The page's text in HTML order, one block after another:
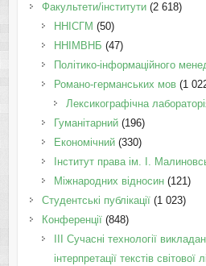
Факультети/інститути(2 618)
ННІСГМ (50)
ННІМВНБ (47)
Політико-інформаційного
Романо-германських мов(1
Лексикографічна
Гуманітарний(196)
Економічний(330)
Інститут права ім. І.
Міжнародних відносин(121)
Студентські публікації(1 023)
Конференції(848)
III Сучасні технології
інтерпретації текстів світової